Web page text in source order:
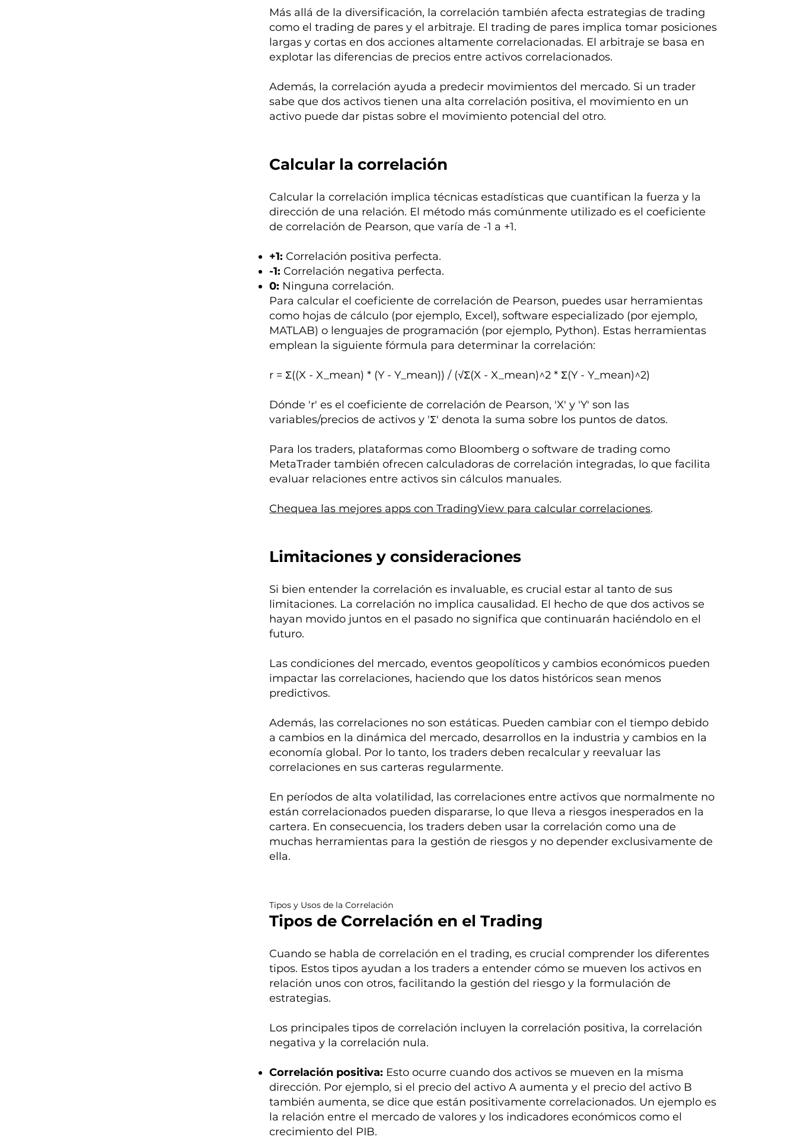
Tipos y Usos de la Correlación
Tipos de Correlación en el Trading
Cuando se habla de correlación en el trading, es crucial comprender los diferentes
tipos. Estos tipos ayudan a los traders a entender cómo se mueven los activos en
relación unos con otros, facilitando la gestión del riesgo y la formulación de
estrategias.
Los principales tipos de correlación incluyen la correlación positiva, la correlación
negativa y la correlación nula.
Correlación positiva: Esto ocurre cuando dos activos se mueven en la misma
dirección. Por ejemplo, si el precio del activo A aumenta y el precio del activo B
también aumenta, se dice que están positivamente correlacionados. Un ejemplo es
la relación entre el mercado de valores y los indicadores económicos como el
crecimiento del PIB.
Más allá de la diversificación, la correlación también afecta estrategias de trading
como el trading de pares y el arbitraje. El trading de pares implica tomar posiciones
largas y cortas en dos acciones altamente correlacionadas. El arbitraje se basa en
explotar las diferencias de precios entre activos correlacionados.
Además, la correlación ayuda a predecir movimientos del mercado. Si un trader
sabe que dos activos tienen una alta correlación positiva, el movimiento en un
activo puede dar pistas sobre el movimiento potencial del otro.
Calcular la correlación
Calcular la correlación implica técnicas estadísticas que cuantifican la fuerza y la
dirección de una relación. El método más comúnmente utilizado es el coeficiente
de correlación de Pearson, que varía de -1 a +1.
+1: Correlación positiva perfecta.
-1: Correlación negativa perfecta.
0: Ninguna correlación.
Para calcular el coeficiente de correlación de Pearson, puedes usar herramientas
como hojas de cálculo (por ejemplo, Excel), software especializado (por ejemplo,
MATLAB) o lenguajes de programación (por ejemplo, Python). Estas herramientas
emplean la siguiente fórmula para determinar la correlación:
r = Σ((X - X_mean) * (Y - Y_mean)) / (√Σ(X - X_mean)^2 * Σ(Y - Y_mean)^2)
Dónde 'r' es el coeficiente de correlación de Pearson, 'X' y 'Y' son las
variables/precios de activos y 'Σ' denota la suma sobre los puntos de datos.
Para los traders, plataformas como Bloomberg o software de trading como
MetaTrader también ofrecen calculadoras de correlación integradas, lo que facilita
evaluar relaciones entre activos sin cálculos manuales.
Chequea las mejores apps con TradingView para calcular correlaciones.
Limitaciones y consideraciones
Si bien entender la correlación es invaluable, es crucial estar al tanto de sus
limitaciones. La correlación no implica causalidad. El hecho de que dos activos se
hayan movido juntos en el pasado no significa que continuarán haciéndolo en el
futuro.
Las condiciones del mercado, eventos geopolíticos y cambios económicos pueden
impactar las correlaciones, haciendo que los datos históricos sean menos
predictivos.
Además, las correlaciones no son estáticas. Pueden cambiar con el tiempo debido
a cambios en la dinámica del mercado, desarrollos en la industria y cambios en la
economía global. Por lo tanto, los traders deben recalcular y reevaluar las
correlaciones en sus carteras regularmente.
En períodos de alta volatilidad, las correlaciones entre activos que normalmente no
están correlacionados pueden dispararse, lo que lleva a riesgos inesperados en la
cartera. En consecuencia, los traders deben usar la correlación como una de
muchas herramientas para la gestión de riesgos y no depender exclusivamente de
ella.